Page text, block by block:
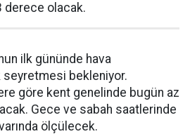
derece olacak.
ilk gününde hava
seyretmesi bekleniyor.
göre kent genelinde bugün az
Gece ve sabah saatlerinde
ölçülecek.